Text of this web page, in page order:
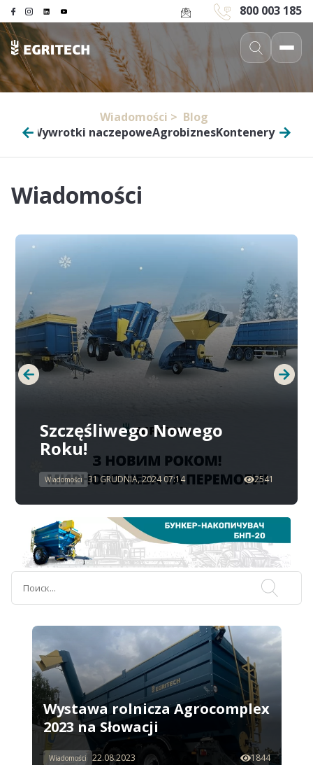
800 003 185
Wiadomości > Blog
Wywrotki naczepoweAgrobiznesKontenery
Wiadomości
Szczęśliwego Nowego
Roku!
Wiadomości 31 GRUDNIA, 2024 07:14 2541
Wystawa rolnicza Agrocomplex
2023 na Słowacji
Wiadomości 22.08.2023 1844